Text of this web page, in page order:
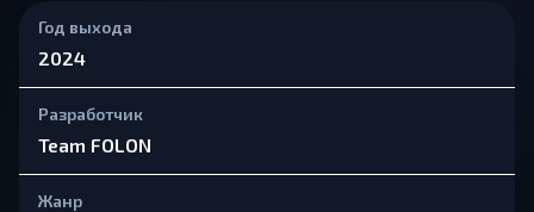
Год выхода
2024
Разработчик
Team FOLON
Жанр